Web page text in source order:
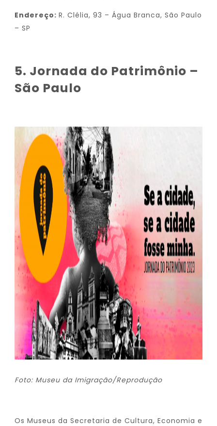
Endereço: R. Clélia, 93 – Água Branca, São Paulo
– SP
5. Jornada do Patrimônio –
São Paulo
Foto: Museu da Imigração/Reprodução
Os Museus da Secretaria de Cultura, Economia e